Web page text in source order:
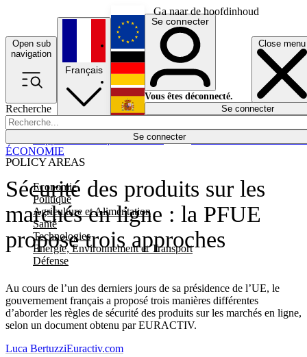
Ga naar de hoofdinhoud
Open sub
navigation
Close menu
Recherche
Se connecter
POLICY AREAS
Economie
Politique
Agriculture et Alimentation
Santé
Technologies
Energie, Environnement et Transport
Défense
Économie
Français
English
Deutsch
Español
Se connecter
Vous êtes déconnecté.
Se connecter
Sécurité des produits sur les
marchés en ligne : la PFUE
propose trois approches
Au cours de l’un des derniers jours de sa présidence de l’UE, le
gouvernement français a proposé trois manières différentes
d’aborder les règles de sécurité des produits sur les marchés en ligne,
selon un document obtenu par EURACTIV.
ÉCONOMIE
Luca BertuzziEuractiv.com